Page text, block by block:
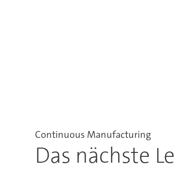
Continuous Manufacturing
Das nächste